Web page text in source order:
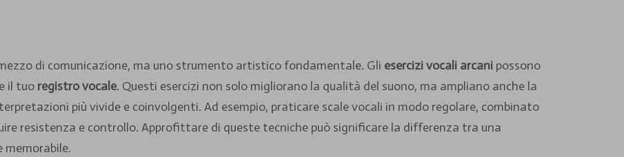
di comunicazione, ma uno strumento artistico fondamentale. Gli esercizi vocali arcani possono
il tuo registro vocale. Questi esercizi non solo migliorano la qualità del suono, ma ampliano anche la
più vivide e coinvolgenti. Ad esempio, praticare scale vocali in modo regolare, combinato
resistenza e controllo. Approfittare di queste tecniche può significare la differenza tra una
memorabile.